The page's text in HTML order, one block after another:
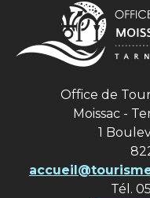
Office de
Moissac -
1
Tél.